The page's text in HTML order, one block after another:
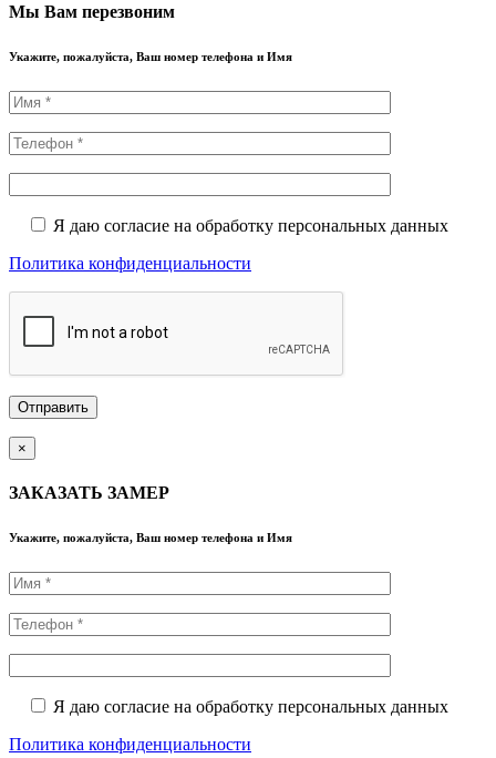
Мы Вам перезвоним
Укажите, пожалуйста, Ваш номер телефона и Имя
Я даю согласие на обработку персональных данных
Политика конфиденциальности
×
ЗАКАЗАТЬ ЗАМЕР
Укажите, пожалуйста, Ваш номер телефона и Имя
Я даю согласие на обработку персональных данных
Политика конфиденциальности